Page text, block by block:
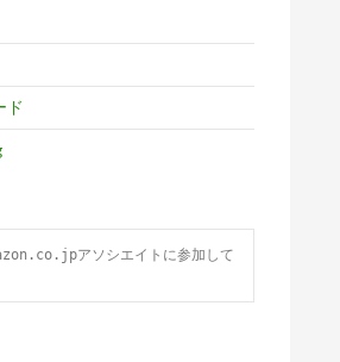
ド
アソシエイトに参加して